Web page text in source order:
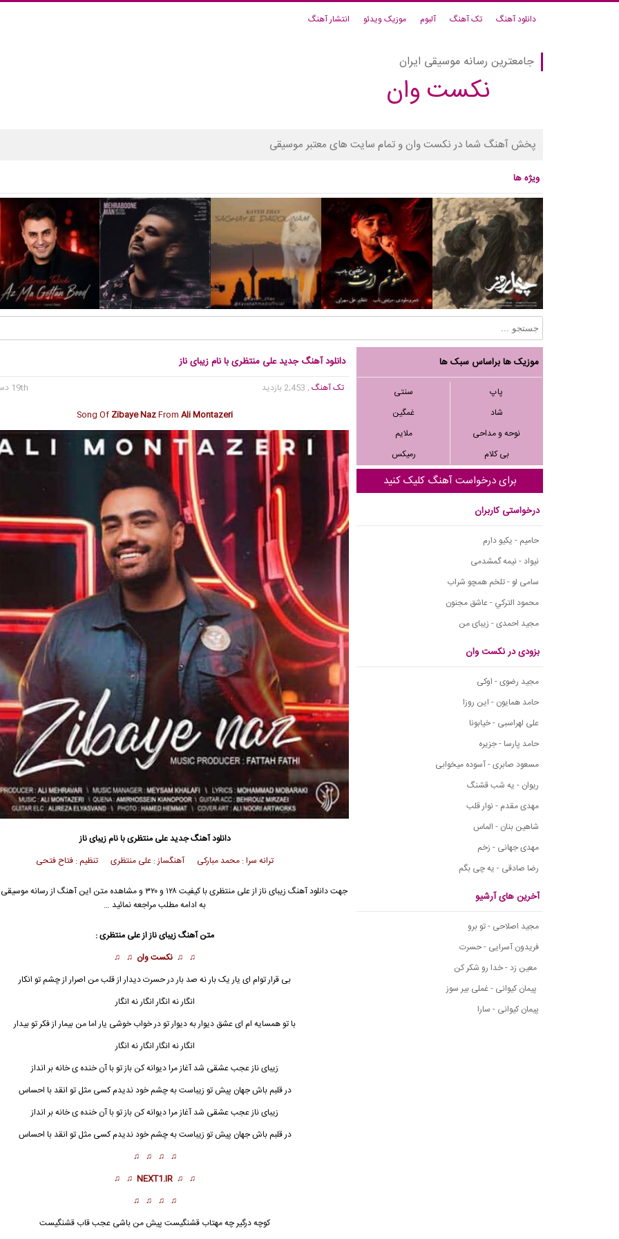
دانلود آهنگ تک آهنگ آلبوم موزیک ویدئو انتشار آهنگ
جامعترین رسانه موسیقی ایران
نکست وان
پخش آهنگ شما در نکست وان و تمام سایت های معتبر موسیقی
ویژه ها
موزیک ها براساس سبک ها
پاپ
سنتی
شاد
غمگین
نوحه و مداحی
ملایم
بی کلام
رمیکس
برای درخواست آهنگ کلیک کنید
درخواستی کاربران
حامیم - یکیو دارم
نیواد - نیمه گمشدمی
سامی لو - تلخم همچو شراب
محمود التركي - عاشق مجنون
مجید احمدی - زیبای من
بزودی در نکست وان
مجید رضوی - اوکی
حامد همایون - این روزا
علی لهراسبی - خیابونا
حامد پارسا - جزیره
مسعود صابری - آسوده میخوابی
ریوان - یه شب قشنگ
مهدی مقدم - نوار قلب
شاهین بنان - الماس
مهدی جهانی - زخم
رضا صادقی - یه چی بگم
آخرین های آرشیو
مجید اصلاحی - تو برو
فریدون آسرایی - حسرت
معین زد - خدا رو شکر کن
پیمان کیوانی - غملی بیر سوز
پیمان کیوانی - سارا
دانلود آهنگ جدید علی منتظری با نام زیبای ناز
تک آهنگ, 2,453 بازدید
19th دسامبر 2021
Song Of Zibaye NazFromAli Montazeri
دانلود آهنگ جدیدعلی منتظریبا نام زیبای ناز
ترانه سرا : محمد مبارکی آهنگساز : علی منتظری تنظیم : فتاح فتحی
جهت دانلود آهنگ زیبای ناز ازعلی منتظری
با کیفیت ۱۲۸ و ۳۲۰ و مشاهده متن این آهنگ از رسانه
به ادامه مطلب مراجعه نمائید …
متن آهنگ زیبای ناز ازعلی منتظری:
♫ ♫ نکست وان ♫ ♫
بی قرار توام ای یار یک بار نه صد بار در حسرت دیدار از قلب من اصرار از چشم تو انکار
انگار نه انگار انگار نه انگار
با تو همسایه ام ای عشق دیوار به دیوار تو در خواب خوشی یار اما من بیمار از فکر تو بیدار
انگار نه انگار انگار نه انگار
زیبای نازعجب عشقی شد آغاز مرا دیوانه کن باز تو با آن خنده ی خانه بر انداز
در قلبم باش جهان پیش تو زیباست به چشم خود ندیدم کسی مثل تو انقد با احساس
زیبای ناز عجب عشقی شد آغاز مرا دیوانه کن باز تو با آن خنده ی خانه بر انداز
در قلبم باش جهان پیش تو زیباست به چشم خود ندیدم کسی مثل تو انقد با احساس
♫ ♫ ♫ ♫
♫ ♫
NEXT1.IR
♫ ♫
♫ ♫ ♫ ♫
کوچه درگیر چه مهتاب قشنگیست پیش من باشی عجب قاب قشنگیست